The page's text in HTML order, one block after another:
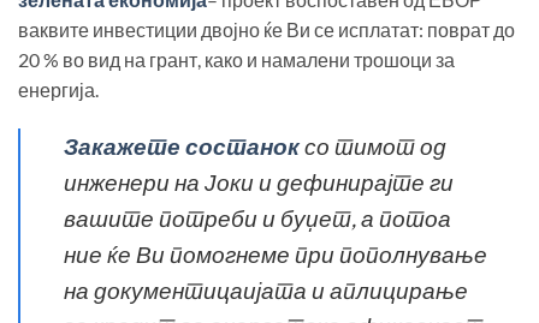
ваквите инвестиции двојно ќе Ви се исплатат: поврат до
20 % во вид на грант, како и намалени трошоци за
енергија.
Закажете состаноксо тимот од
инженери на Јоки и дефинирајте ги
вашите потреби и буџет, а потоа
ние ќе Ви помогнеме при пополнување
на документицаијата и аплицирање